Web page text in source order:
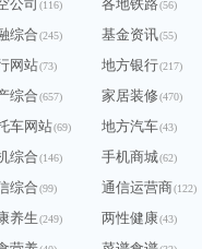
公司 (116) 各地铁路(56)
综合(245) 基金资讯(55)
网站(73) 地方银行(217)
综合(657) 家居装修(470)
车网站(69) 地方汽车(43)
综合(146) 手机商城(62)
综合(99) 通信运营商(122)
养生(249) 两性健康(43)